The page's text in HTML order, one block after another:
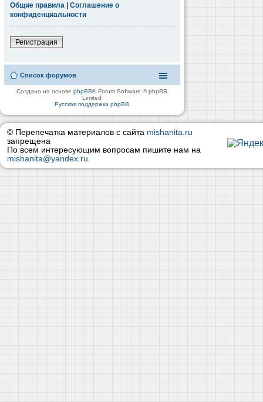
Общие правила | Соглашение о
конфиденциальности
Регистрация
Список форумов
Создано на основеphpBB® Forum Software © phpBB
Limited
Русская поддержка phpBB
© Перепечатка материалов с сайта mishanita.ru
запрещена
По всем интересующим вопросам пишите нам на
mishanita@yandex.ru